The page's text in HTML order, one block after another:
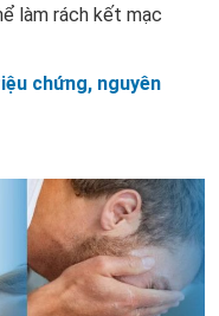
làm rách kết mạc
chứng, nguyên